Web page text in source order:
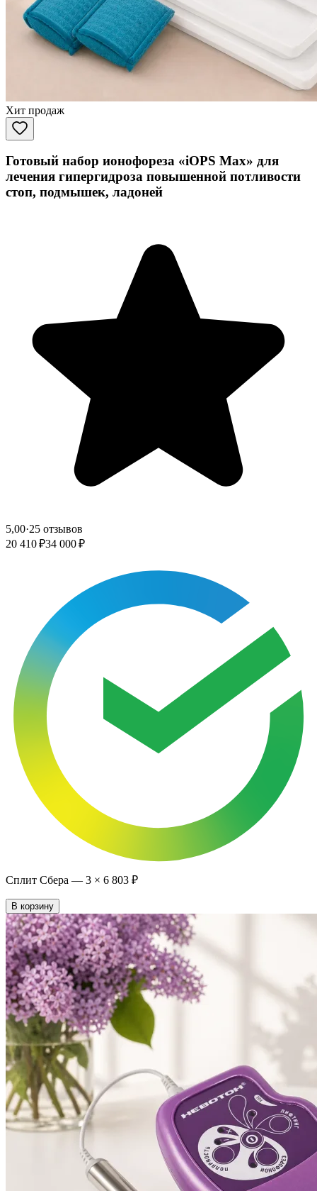
Хит продаж
Готовый набор ионофореза «iOPS Max» для
лечения гипергидроза повышенной потливости
стоп, подмышек, ладоней
5,00·25 отзывов
20 410 ₽34 000 ₽
Сплит Сбера — 3 × 6 803 ₽
В корзину